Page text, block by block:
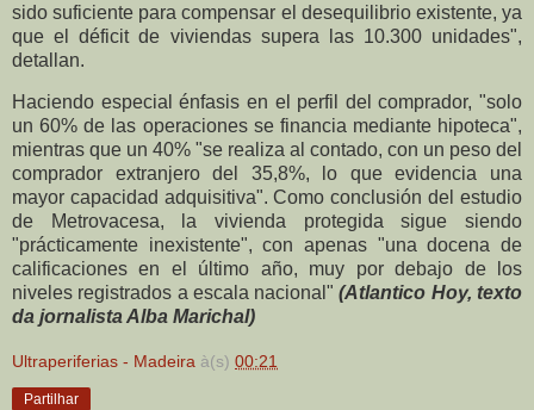
sido suficiente para compensar el desequilibrio existente, ya
que el déficit de viviendas supera las 10.300 unidades",
detallan.
Haciendo especial énfasis en el perfil del comprador, "solo
un 60% de las operaciones se financia mediante hipoteca",
mientras que un 40% "se realiza al contado, con un peso del
comprador extranjero del 35,8%, lo que evidencia una
mayor capacidad adquisitiva". Como conclusión del estudio
de Metrovacesa, la vivienda protegida sigue siendo
"prácticamente inexistente", con apenas "una docena de
calificaciones en el último año, muy por debajo de los
niveles registrados a escala nacional"(Atlantico Hoy, texto
da jornalista Alba Marichal)
Ultraperiferias - Madeira à(s) 00:21
Partilhar